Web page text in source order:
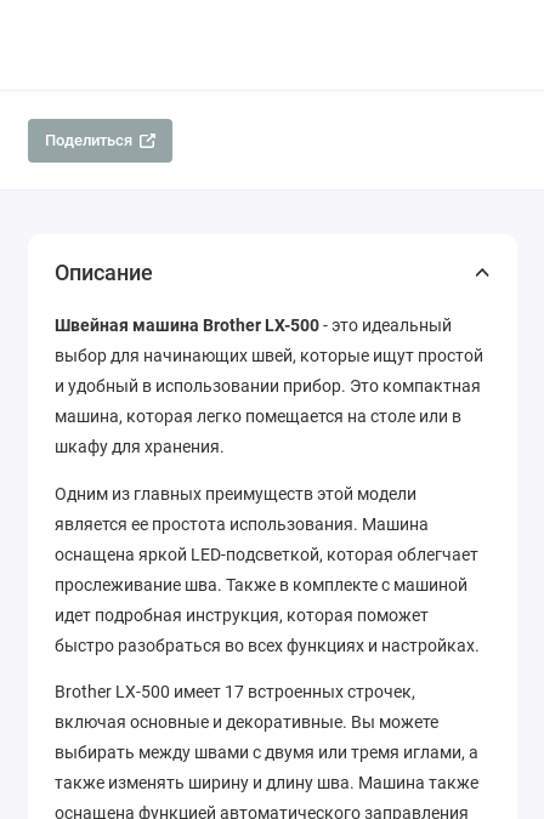
Поделиться
Описание
Швейная машина Brother LX-500- это идеальный
выбор для начинающих швей, которые ищут простой
и удобный в использовании прибор. Это компактная
машина, которая легко помещается на столе или в
шкафу для хранения.
Одним из главных преимуществ этой модели
является ее простота использования. Машина
оснащена яркой LED-подсветкой, которая облегчает
прослеживание шва. Также в комплекте с машиной
идет подробная инструкция, которая поможет
быстро разобраться во всех функциях и настройках.
Brother LX-500 имеет 17 встроенных строчек,
включая основные и декоративные. Вы можете
выбирать между швами с двумя или тремя иглами, а
также изменять ширину и длину шва. Машина также
оснащена функцией автоматического заправления